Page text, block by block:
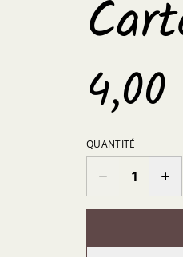
QUANTITÉ